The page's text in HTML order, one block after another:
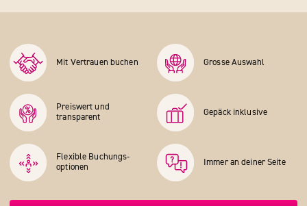
Mit Vertrauen buchen Grosse Auswahl
Preiswert und
transparent
Gepäck inklusive
Flexible Buchungs­
optionen
Immer an deiner Seite